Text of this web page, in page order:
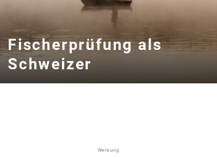
Fischerprüfung als
Schweizer
Werbung